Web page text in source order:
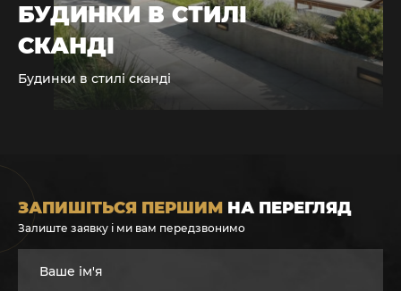
БУДИНКИ В СТИЛІ
СКАНДІ
Будинки в стилі сканді
ЗАПИШІТЬСЯ ПЕРШИМ НА ПЕРЕГЛЯД
Залиште заявку і ми вам передзвонимо